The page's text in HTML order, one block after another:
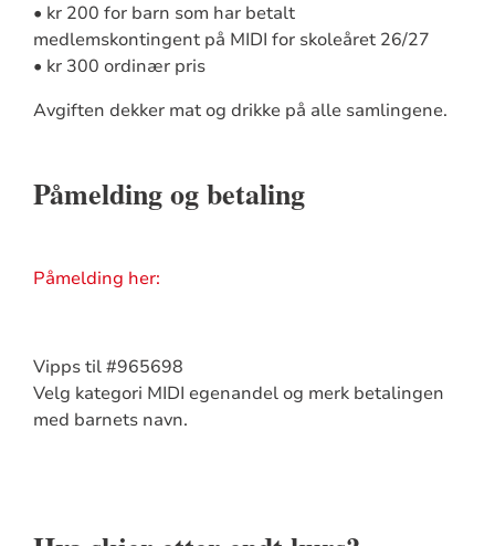
• kr 200 for barn som har betalt
medlemskontingent på MIDI for skoleåret 26/27
• kr 300 ordinær pris
Avgiften dekker mat og drikke på alle samlingene.
Påmelding og betaling
Påmelding her:
Vipps til #965698
Velg kategori MIDI egenandel og merk betalingen
med barnets navn.